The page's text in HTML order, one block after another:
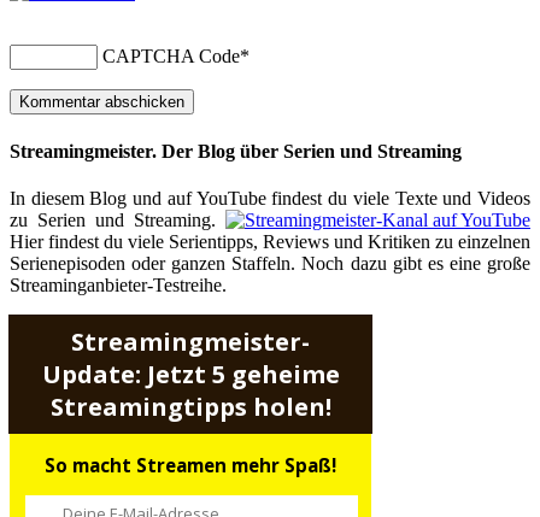
CAPTCHA Code*
Streamingmeister. Der Blog über Serien und Streaming
In diesem Blog und auf YouTube findest du viele Texte und Videos
zu Serien und Streaming.
Hier findest du viele Serientipps, Reviews und Kritiken zu einzelnen
Serienepisoden oder ganzen Staffeln. Noch dazu gibt es eine große
Streaminganbieter-Testreihe.
Streamingmeister-
Update: Jetzt 5 geheime
Streamingtipps holen!
So macht Streamen mehr Spaß!